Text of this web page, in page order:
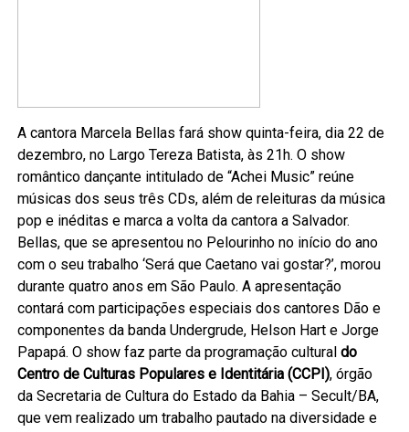
A cantora Marcela Bellas fará show quinta-feira, dia 22 de
dezembro, no Largo Tereza Batista, às 21h. O show
romântico dançante intitulado de “Achei Music” reúne
músicas dos seus três CDs, além de releituras da música
pop e inéditas e marca a volta da cantora a Salvador.
Bellas, que se apresentou no Pelourinho no início do ano
com o seu trabalho ‘Será que Caetano vai gostar?’, morou
durante quatro anos em São Paulo. A apresentação
contará com participações especiais dos cantores Dão e
componentes da banda Undergrude, Helson Hart e Jorge
Papapá. O show faz parte da programação culturaldo
Centro de Culturas Populares e Identitária (CCPI), órgão
da Secretaria de Cultura do Estado da Bahia – Secult/BA,
que vem realizado um trabalho pautado na diversidade e